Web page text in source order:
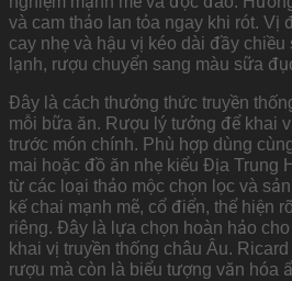
và cam thảo lan tỏa ngay khi rót. Vị
cay nhẹ và hậu vị kéo dài đầy
lạnh, rượu chuyển sang màu sữa
Đây là cách thưởng thức truyền
mỗi bữa ăn. Rượu lý tưởng để khai
trước món chính. Phù hợp dùng
mai hoặc đồ ăn nhẹ kiểu Địa Trung
từ các loại thảo mộc chọn lọc và
kế chai mạnh mẽ, cổ điển, thể hiện
riêng. Đây là lựa chọn hoàn hảo
khai vị truyền thống châu Âu.
rượu mà còn là biểu tượng văn hóa